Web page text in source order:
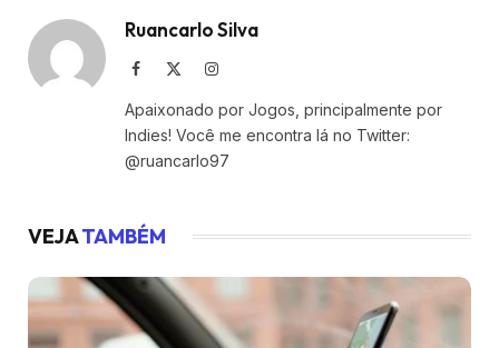
Ruancarlo Silva
Facebook Instagram
Apaixonado por Jogos, principalmente por
Indies! Você me encontra lá no Twitter:
@ruancarlo97
VEJATAMBÉM